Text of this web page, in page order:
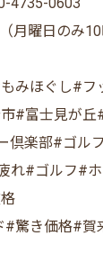
月曜日のみ10
みほぐし#フ
#富士見が丘
倶楽部#ゴル
れ#ゴルフ#
#驚き価格#